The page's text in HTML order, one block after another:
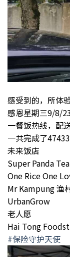
感受到的，所体
感恩星期三9/8/
一餐饭热线，配
一共完成了
未来饭店
Super Panda
One Rice One
Mr Kampung 渔
UrbanGrow
老人愿
Hai Tong
#保险守护天使